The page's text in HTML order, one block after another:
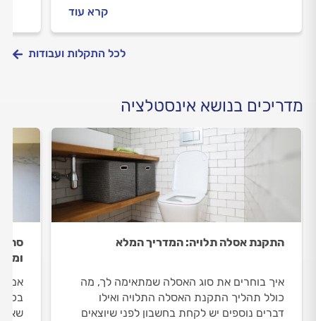
קרא עוד
לכל התקלות ועבודות
מדריכים בנושא אינסטלציה
התקנת אסלה תלויה: המדריך המלא
איך בוחרים את סוג האסלה שמתאימה לך, מה
כולל תהליך התקנת האסלה התלויה ואילו
דברים נוספים יש לקחת בחשבון לפני שיוצאים
אם